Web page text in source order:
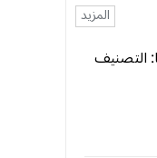
المزيد
التصنيف